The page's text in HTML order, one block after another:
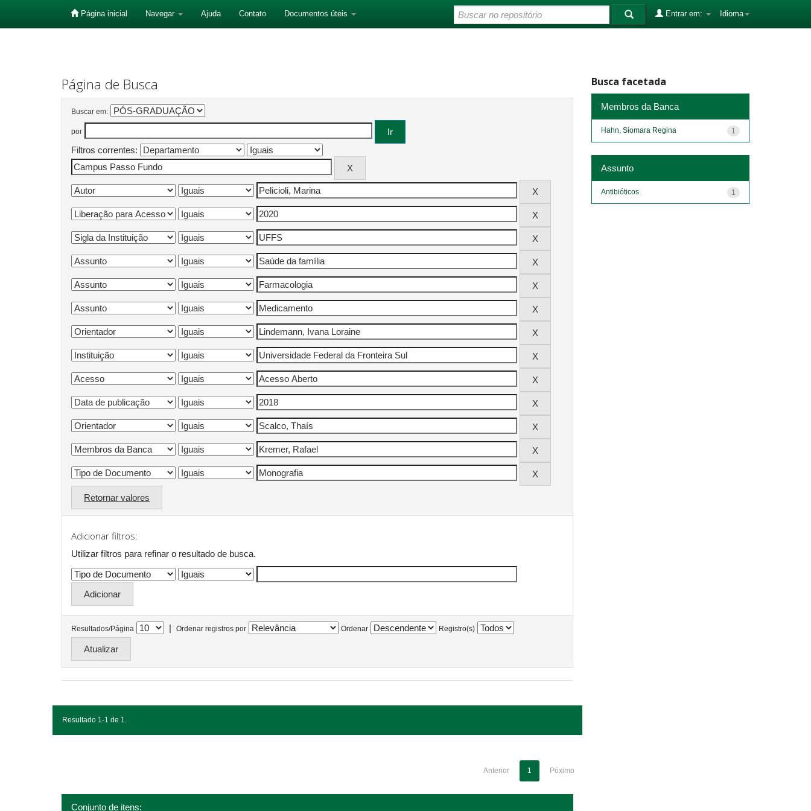
Página inicial Navegar Ajuda Contato Documentos úteis Idioma
Entrar em:
Página de Busca
Buscar em:
por
Filtros correntes:
Retornar valores
Adicionar filtros:
Utilizar filtros para refinar o resultado de busca.
Resultados/Página | Ordenar registros por Ordenar Registro(s)
Resultado 1-1 de 1.
Anterior 1 Póximo
Conjunto de itens:
Busca facetada
Membros da Banca
1
Hahn, Siomara Regina
Assunto
1
Antibióticos